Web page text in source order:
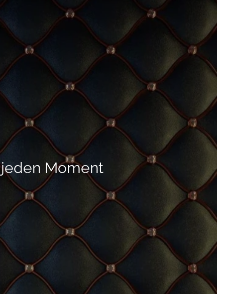
Moment